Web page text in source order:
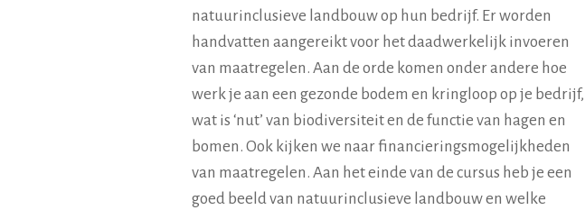
natuurinclusieve landbouw op hun bedrijf. Er worden
handvatten aangereikt voor het daadwerkelijk invoeren
van maatregelen. Aan de orde komen onder andere hoe
werk je aan een gezonde bodem en kringloop op je bedrijf,
wat is ‘nut’ van biodiversiteit en de functie van hagen en
bomen. Ook kijken we naar financieringsmogelijkheden
van maatregelen. Aan het einde van de cursus heb je een
goed beeld van natuurinclusieve landbouw en welke